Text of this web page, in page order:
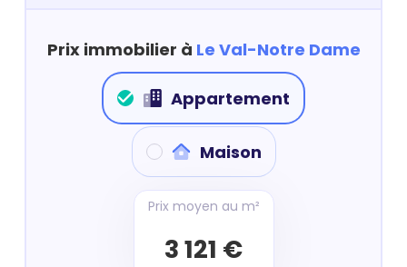
Prix immobilier à Le Val-Notre Dame
Appartement
Maison
Prix moyen au m²
3 121 €